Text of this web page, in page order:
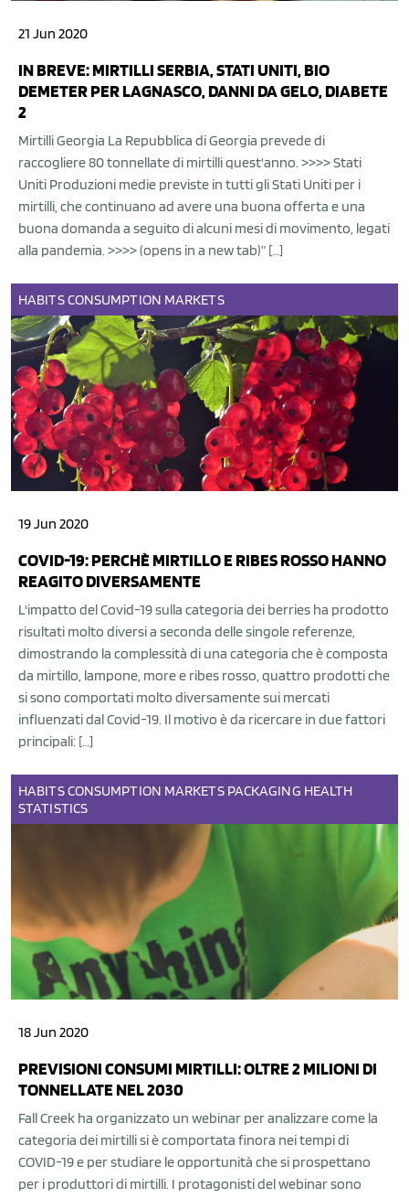
21 Jun 2020
IN BREVE: MIRTILLI SERBIA, STATI UNITI, BIO
DEMETER PER LAGNASCO, DANNI DA GELO, DIABETE
2
Mirtilli Georgia La Repubblica di Georgia prevede di
raccogliere 80 tonnellate di mirtilli quest'anno. >>>> Stati
Uniti Produzioni medie previste in tutti gli Stati Uniti per i
mirtilli, che continuano ad avere una buona offerta e una
buona domanda a seguito di alcuni mesi di movimento, legati
alla pandemia. >>>> (opens in a new tab)” […]
HABITSCONSUMPTION MARKETS
19 Jun 2020
COVID-19: PERCHÈ MIRTILLO E RIBES ROSSO HANNO
REAGITO DIVERSAMENTE
L'impatto del Covid-19 sulla categoria dei berries ha prodotto
risultati molto diversi a seconda delle singole referenze,
dimostrando la complessità di una categoria che è composta
da mirtillo, lampone, more e ribes rosso, quattro prodotti che
si sono comportati molto diversamente sui mercati
influenzati dal Covid-19. Il motivo è da ricercare in due fattori
principali: […]
HABITSCONSUMPTION MARKETS PACKAGING HEALTH
STATISTICS
18 Jun 2020
PREVISIONI CONSUMI MIRTILLI: OLTRE 2 MILIONI DI
TONNELLATE NEL 2030
Fall Creek ha organizzato un webinar per analizzare come la
categoria dei mirtilli si è comportata finora nei tempi di
COVID-19 e per studiare le opportunità che si prospettano
per i produttori di mirtilli. I protagonisti del webinar sono